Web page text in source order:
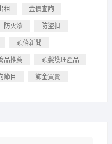
租 金價查詢
防火漆 防盜扣
頭條新聞
品推薦 頭髮護理產品
節目 飾金買賣